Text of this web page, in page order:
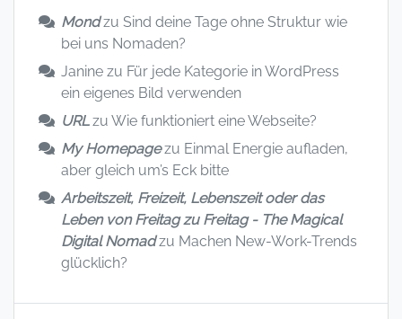
Mondzu Sind deine Tage ohne Struktur wie
bei uns Nomaden?
Janine zu Für jede Kategorie in WordPress
ein eigenes Bild verwenden
URLzu Wie funktioniert eine Webseite?
My Homepagezu Einmal Energie aufladen,
aber gleich um’s Eck bitte
Arbeitszeit, Freizeit, Lebenszeit oder das
Leben von Freitag zu Freitag - The Magical
Digital Nomadzu Machen New-Work-Trends
glücklich?